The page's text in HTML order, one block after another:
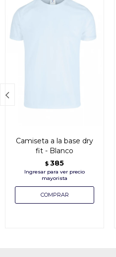
Camiseta a la base dry
fit - Blanco
$ 385
